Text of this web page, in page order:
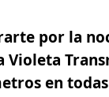
por la
en